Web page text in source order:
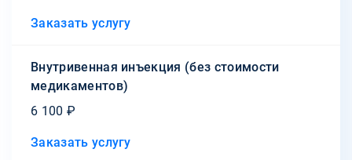
Заказать услугу
Внутривенная инъекция (без стоимости
медикаментов)
6 100 ₽
Заказать услугу